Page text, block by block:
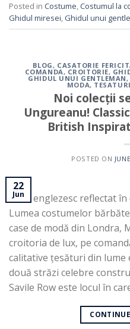
Posted in Costume, Costumul la
Ghidul miresei, Ghidul unui
BLOG , CASATORIE
COMANDA, CROITORIE,
GHIDUL UNUI GENTLEMAN ,
MODA, TESATURI
Noi colecții
Ungureanu!
British
POSTED ON
22
Jun
Stilul englezesc reflectat
Lumea costumelor
case de modă din Londra,
croitoria de lux, pe
calitative țesături din lume
două străzi celebre
Savile Row este locul în